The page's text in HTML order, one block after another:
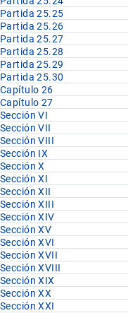
Partida 25.25
Partida 25.26
Partida 25.27
Partida 25.28
Partida 25.29
Partida 25.30
Capítulo 26
Capítulo 27
Sección VI
Sección VII
Sección VIII
Sección IX
Sección X
Sección XI
Sección XII
Sección XIII
Sección XIV
Sección XV
Sección XVI
Sección XVII
Sección XVIII
Sección XIX
Sección XX
Sección XXI